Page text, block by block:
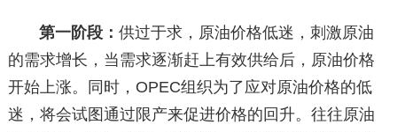
第一阶段：供过于求，原油价格低迷，刺激原油
的需求增长，当需求逐渐赶上有效供给后，原油价格
开始上涨。同时，OPEC组织为了应对原油价格的低
迷，将会试图通过限产来促进价格的回升。往往原油